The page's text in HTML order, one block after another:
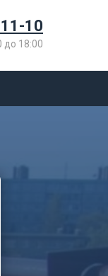
10
до 18:00